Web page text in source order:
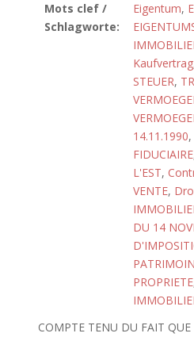
Mots clef /
Schlagworte:
Eigentum,
Kaufvertrag
STEUER,
14.11.1990,
FIDUCIAIRE
L'EST,
VENTE,
DU 14
PROPRIETE
COMPTE TENU DU FAIT QUE